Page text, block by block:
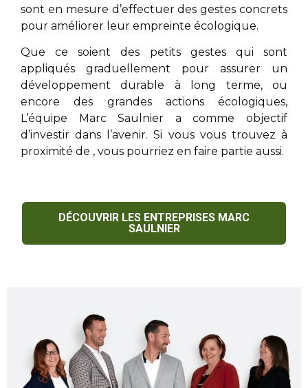
sont en mesure d’effectuer des gestes concrets
pour améliorer leur empreinte écologique.
Que ce soient des petits gestes qui sont
appliqués graduellement pour assurer un
développement durable à long terme, ou
encore des grandes actions écologiques,
L’équipe Marc Saulnier a comme objectif
d’investir dans l’avenir. Si vous vous trouvez à
proximité de , vous pourriez en faire partie aussi.
DÉCOUVRIR LES ENTREPRISES MARC
SAULNIER